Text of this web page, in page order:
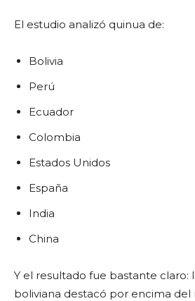
El estudio analizó quinua de:
Bolivia
Perú
Ecuador
Colombia
Estados Unidos
España
India
China
Y el resultado fue bastante claro:
boliviana destacó por encima del